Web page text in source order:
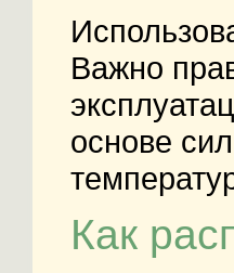
Важно
основе
Как